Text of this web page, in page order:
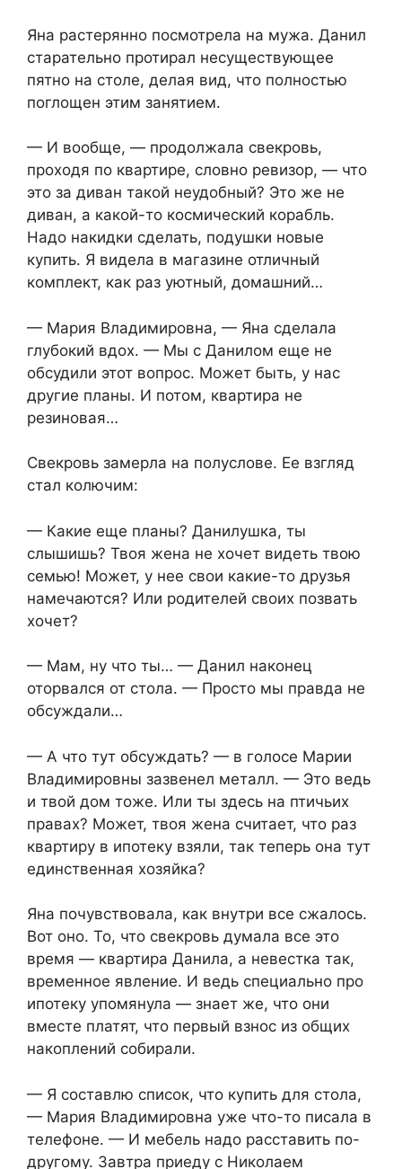
Яна растерянно посмотрела на мужа. Данил
старательно протирал несуществующее
пятно на столе, делая вид, что полностью
поглощен этим занятием.
— И вообще, — продолжала свекровь,
проходя по квартире, словно ревизор, — что
это за диван такой неудобный? Это же не
диван, а какой-то космический корабль.
Надо накидки сделать, подушки новые
купить. Я видела в магазине отличный
комплект, как раз уютный, домашний…
— Мария Владимировна, — Яна сделала
глубокий вдох. — Мы с Данилом еще не
обсудили этот вопрос. Может быть, у нас
другие планы. И потом, квартира не
резиновая…
Свекровь замерла на полуслове. Ее взгляд
стал колючим:
— Какие еще планы? Данилушка, ты
слышишь? Твоя жена не хочет видеть твою
семью! Может, у нее свои какие-то друзья
намечаются? Или родителей своих позвать
хочет?
— Мам, ну что ты… — Данил наконец
оторвался от стола. — Просто мы правда не
обсуждали…
— А что тут обсуждать? — в голосе Марии
Владимировны зазвенел металл. — Это ведь
и твой дом тоже. Или ты здесь на птичьих
правах? Может, твоя жена считает, что раз
квартиру в ипотеку взяли, так теперь она тут
единственная хозяйка?
Яна почувствовала, как внутри все сжалось.
Вот оно. То, что свекровь думала все это
время — квартира Данила, а невестка так,
временное явление. И ведь специально про
ипотеку упомянула — знает же, что они
вместе платят, что первый взнос из общих
накоплений собирали.
— Я составлю список, что купить для стола,
— Мария Владимировна уже что-то писала в
телефоне. — И мебель надо расставить по-
другому. Завтра приеду с Николаем